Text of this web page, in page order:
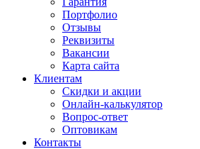
Портфолио
Отзывы
Реквизиты
Вакансии
Карта сайта
Клиентам
Скидки и акции
Онлайн-калькулятор
Вопрос-ответ
Оптовикам
Контакты